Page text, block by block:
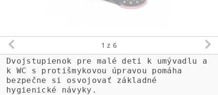
1 z 6
Dvojstupienok pre malé deti k umývadlu a
k WC s protišmykovou úpravou pomáha
bezpečne si osvojovať základné
hygienické návyky.